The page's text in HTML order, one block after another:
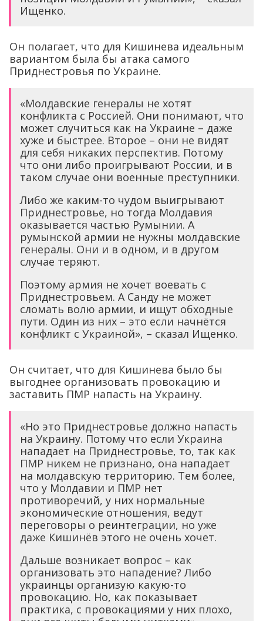
Ищенко.
Он полагает, что для Кишинева идеальным
вариантом была бы атака самого
Приднестровья по Украине.
«Молдавские генералы не хотят
конфликта с Россией. Они понимают, что
может случиться как на Украине – даже
хуже и быстрее. Второе – они не видят
для себя никаких перспектив. Потому
что они либо проигрывают России, и в
таком случае они военные преступники.
Либо же каким-то чудом выигрывают
Приднестровье, но тогда Молдавия
оказывается частью Румынии. А
румынской армии не нужны молдавские
генералы. Они и в одном, и в другом
случае теряют.
Поэтому армия не хочет воевать с
Приднестровьем. А Санду не может
сломать волю армии, и ищут обходные
пути. Один из них – это если начнётся
конфликт с Украиной», – сказал Ищенко.
Он считает, что для Кишинева было бы
выгоднее организовать провокацию и
заставить ПМР напасть на Украину.
«Но это Приднестровье должно напасть
на Украину. Потому что если Украина
нападает на Приднестровье, то, так как
ПМР никем не признано, она нападает
на молдавскую территорию. Тем более,
что у Молдавии и ПМР нет
противоречий, у них нормальные
экономические отношения, ведут
переговоры о реинтеграции, но уже
даже Кишинёв этого не очень хочет.
Дальше возникает вопрос – как
организовать это нападение? Либо
украинцы организую какую-то
провокацию. Но, как показывает
практика, с провокациями у них плохо,